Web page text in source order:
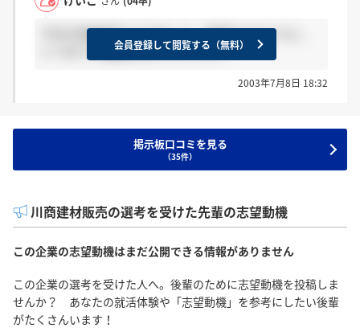
今日2次面接受けてきました。結果はどのように、
いつまでに連絡あるのでしたっけ？
会員登録して閲覧する（無料）
2003年7月8日 18:32
掲示板口コミを見る
（35件）
川商建材販売の選考を受けた先輩の志望動機
この企業の志望動機はまだ公開できる情報がありません
この企業の選考を受けた人へ。後輩のために志望動機を投稿しま
せんか？ あなたの就活体験や「志望動機」を参考にしたい後輩
がたくさんいます！